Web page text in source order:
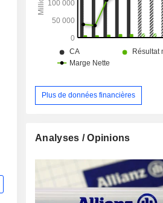
Plus de données financières
Analyses / Opinions